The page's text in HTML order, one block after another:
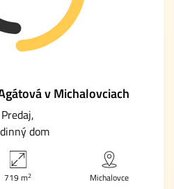
v Michalovciach
Predaj
dom
719 m2 Michalovce